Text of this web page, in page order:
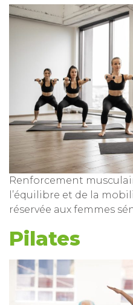
Renforcement
l’équilibre et de la
réservée aux femmes
Pilates